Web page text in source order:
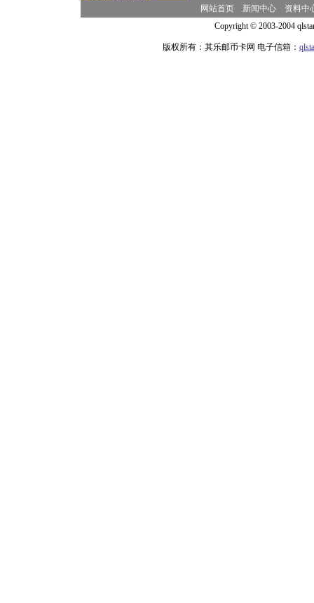
网站首页 新闻中心
资料中
Copyright © 2003-2004
版权所有：其乐邮币卡网 电子信箱：